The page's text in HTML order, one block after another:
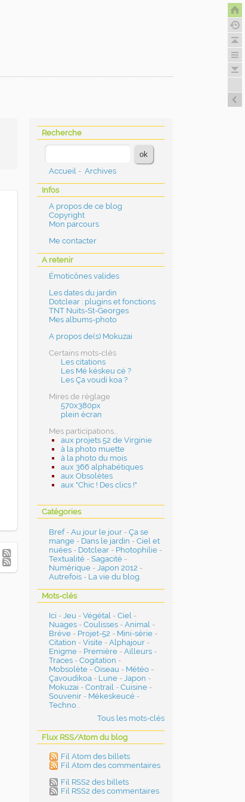
Recherche
Accueil - Archives
Infos
A propos de ce blog
Copyright
Mon parcours
Me contacter
A retenir
Émoticônes valides
Les dates du jardin
Dotclear : plugins et fonctions
TNT Nuits-St-Georges
Mes albums-photo
A propos de(s) Mokuzai
Certains mots-clés
Les citations
Les Mé késkeu cé ?
Les Ça voudi koa ?
Mires de réglage
570x380px
plein écran
Mes participations...
aux projets 52 de Virginie
à la photo muette
à la photo du mois
aux 366 alphabétiques
aux Obsolètes
aux "Chic ! Des clics !"
Catégories
Bref- Au jour le jour - Ça se
mange - Dans le jardin - Ciel et
nuées - Dotclear - Photophilie -
Textualité - Sagacité -
Numérique - Japon 2012 -
Autrefois - La vie du blog
Mots-clés
Ici - Jeu - Végétal - Ciel -
Nuages - Coulisses - Animal -
Brève - Projet-52 - Mini-série -
Citation - Visite - Alphajour -
Enigme - Première - Ailleurs -
Traces - Cogitation -
Mobsolète - Oiseau - Météo -
Çavoudikoa - Lune - Japon -
Mokuzai - Contrail - Cuisine -
Souvenir - Mékeskeucé -
Techno...
Tous les mots-clés
Flux RSS/Atom du blog
Fil Atom des billets
Fil Atom des commentaires
Fil RSS2 des billets
Fil RSS2 des commentaires